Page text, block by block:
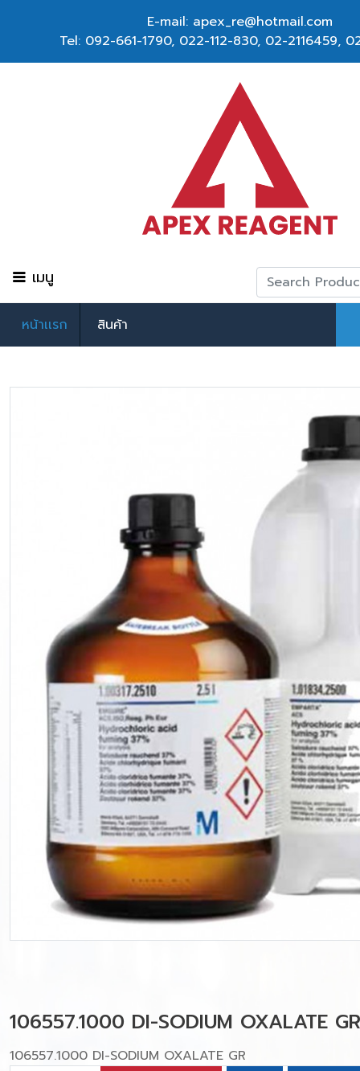
E-mail: apex_re@hotmail.com
Tel: 092-661-1790, 022-112-830, 02-2116459,
เมนู
หน้าเเรก สินค้า
106557.1000 DI-SODIUM OXALATE GR
106557.1000 DI-SODIUM OXALATE GR